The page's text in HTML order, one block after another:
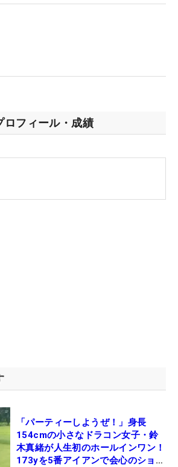
ロフィール・成績
「パーティーしようぜ！」身長
154cmの小さなドラコン女子・鈴
木真緒が人生初のホールインワン！
173yを5番アイアンで会心のショッ